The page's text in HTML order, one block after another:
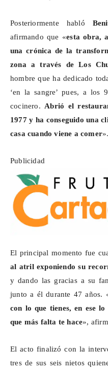
Posteriormente habló
afirmando que «esta obra,
una crónica de la
zona a través de Los
hombre que ha dedicado
‘en la sangre’ pues, a los
cocinero. Abrió el
1977 y ha conseguido una
casa cuando viene a comer».
Publicidad
El principal momento fue
al atril exponiendo su
y dando las gracias a su
junto a él durante 47 años.
con lo que tienes, en ese
que más falta te hace»,
El acto finalizó con la
tres de sus seis nietos